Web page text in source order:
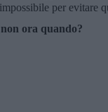
per evitare
ora quando?